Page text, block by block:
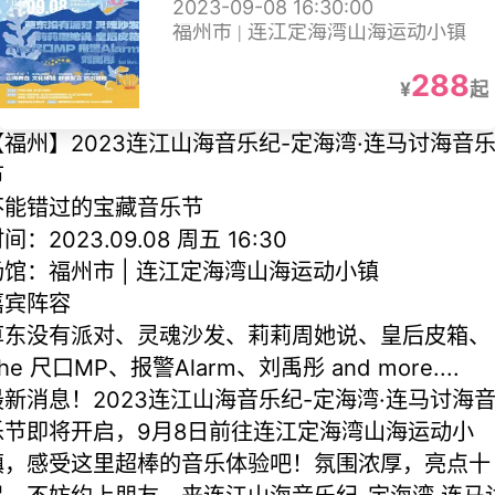
2023-09-08 16:30:00
福州市 | 连江定海湾山海运动小镇
¥288起
州】2023连江山海音乐纪-定海湾·连马讨海音乐
错过的宝藏音乐节
间：2023.09.08 周五 16:30
：福州市 | 连江定海湾山海运动小镇
阵容
没有派对、灵魂沙发、莉莉周她说、皇后皮箱、
尺口MP、报警Alarm、刘禹彤 and more....
消息！2023连江山海音乐纪-定海湾·连马讨海音
即将开启，9月8日前往连江定海湾山海运动小
感受这里超棒的音乐体验吧！氛围浓厚，亮点十